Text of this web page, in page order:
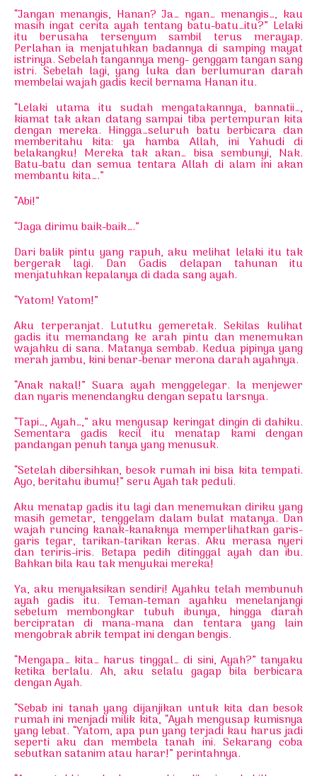
“Jangan menangis, Hanan? Ja… ngan… menangis…, kau
masih ingat cerita ayah tentang batu-batu…itu?” Lelaki
itu berusaha tersenyum sambil terus merayap.
Perlahan ia menjatuhkan badannya di samping mayat
istrinya. Sebelah tangannya meng- genggam tangan sang
istri. Sebelah lagi, yang luka dan berlumuran darah
membelai wajah gadis kecil bernama Hanan itu.
“Lelaki utama itu sudah mengatakannya, bannatii…,
kiamat tak akan datang sampai tiba pertempuran kita
dengan mereka. Hingga…seluruh batu berbicara dan
memberitahu kita: ya hamba Allah, ini Yahudi di
belakangku! Mereka tak akan… bisa sembunyi, Nak.
Batu-batu dan semua tentara Allah di alam ini akan
membantu kita….”
“Abi!”
“Jaga dirimu baik-baik….”
Dari balik pintu yang rapuh, aku melihat lelaki itu tak
bergerak lagi. Dan Gadis delapan tahunan itu
menjatuhkan kepalanya di dada sang ayah.
“Yatom! Yatom!”
Aku terperanjat. Lututku gemeretak. Sekilas kulihat
gadis itu memandang ke arah pintu dan menemukan
wajahku di sana. Matanya sembab. Kedua pipinya yang
merah jambu, kini benar-benar merona darah ayahnya.
“Anak nakal!” Suara ayah menggelegar. Ia menjewer
dan nyaris menendangku dengan sepatu larsnya.
“Tapi…, Ayah…,” aku mengusap keringat dingin di dahiku.
Sementara gadis kecil itu menatap kami dengan
pandangan penuh tanya yang menusuk.
“Setelah dibersihkan, besok rumah ini bisa kita tempati.
Ayo, beritahu ibumu!” seru Ayah tak peduli.
Aku menatap gadis itu lagi dan menemukan diriku yang
masih gemetar, tenggelam dalam bulat matanya. Dan
wajah runcing kanak-kanaknya memperlihatkan garis-
garis tegar, tarikan-tarikan keras. Aku merasa nyeri
dan teriris-iris. Betapa pedih ditinggal ayah dan ibu.
Bahkan bila kau tak menyukai mereka!
Ya, aku menyaksikan sendiri! Ayahku telah membunuh
ayah gadis itu. Teman-teman ayahku menelanjangi
sebelum membongkar tubuh ibunya, hingga darah
bercipratan di mana-mana dan tentara yang lain
mengobrak abrik tempat ini dengan bengis.
“Mengapa… kita… harus tinggal… di sini, Ayah?” tanyaku
ketika berlalu. Ah, aku selalu gagap bila berbicara
dengan Ayah.
“Sebab ini tanah yang dijanjikan untuk kita dan besok
rumah ini menjadi milik kita, “Ayah mengusap kumisnya
yang lebat. “Yatom, apa pun yang terjadi kau harus jadi
seperti aku dan membela tanah ini. Sekarang coba
sebutkan satanim atau harar!” perintahnya.